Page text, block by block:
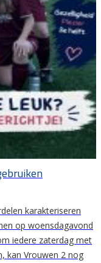
karakteriseren
op woensdagavond
iedere zaterdag met
kan Vrouwen 2 nog